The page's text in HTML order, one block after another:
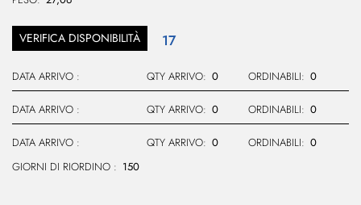
VERIFICA DISPONIBILITÀ 17
DATA ARRIVO : QTY ARRIVO: 0 ORDINABILI: 0
DATA ARRIVO : QTY ARRIVO: 0 ORDINABILI: 0
DATA ARRIVO : QTY ARRIVO: 0 ORDINABILI: 0
GIORNI DI RIORDINO : 150